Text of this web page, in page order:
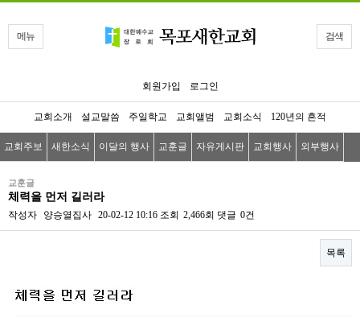
메뉴 검색
회원가입 로그인
교회소개 설교말씀 주일학교 교회앨범 교회소식 120년의 흔적
교회주보 새한소식 이달의 행사 교훈글 자유게시판 교회행사 외부행사
교훈글
체력을 먼저 길러라
작성자 양승열집사 20-02-12 10:16 조회 2,466회 댓글 0건
목록
본문